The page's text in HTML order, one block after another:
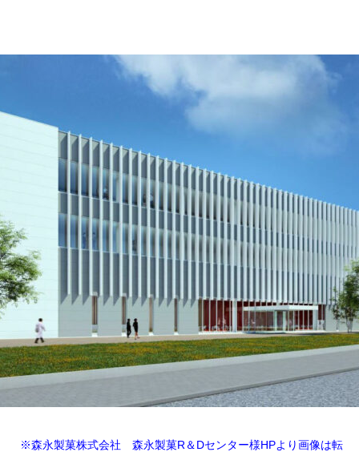
※森永製菓株式会社 森永製菓R＆Dセンター様HPより画像は転